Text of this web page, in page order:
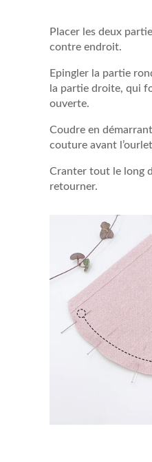
Placer les deux
contre endroit.
Epingler la partie
la partie droite, qui
ouverte.
Coudre en
couture avant
Cranter tout le long
retourner.